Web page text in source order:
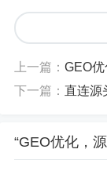
销策略，它针
站、本地商户
精准获
上一篇： GEO优
下一篇： 直连源头
“GEO优化，